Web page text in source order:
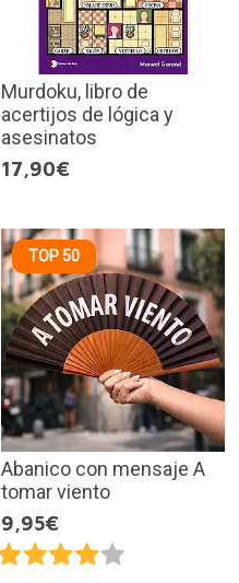
Murdoku, libro de
acertijos de lógica y
asesinatos
17,90€
TOP 50
Abanico con mensaje A
tomar viento
9,95€